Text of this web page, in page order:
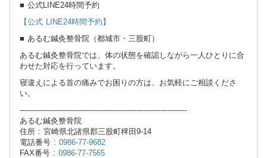
■ 公式LINE24時間予約
【公式 LINE24時間予約】
■ あるむ鍼灸整骨院（都城市・三股町）
あるむ鍼灸整骨院では、体の状態を確認しながら一人ひとりに合
わせた対応を行っています。
寝違えによる首の痛みでお困りの方は、お気軽にご相談くださ
い。
----------------------------------------------------------------------
あるむ鍼灸整骨院
住所 : 宮崎県北諸県郡三股町稗田9-14
電話番号 : 0986-77-9682
FAX番号 : 0986-77-7565